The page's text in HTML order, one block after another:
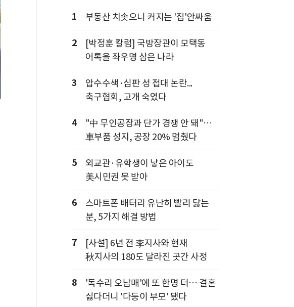
1
부동산 치솟으니 커지는 '집'안싸움
2
[박정훈 칼럼] 국방장관이 모택동
어록을 좌우명 삼은 나라
3
압수수색·심판 성 접대 논란...
축구협회, 고개 숙였다
4
"中 무인공장과 단가 경쟁 안 돼"…
車부품 성지, 공장 20% 멈췄다
5
외교관·유학생이 낳은 아이도
美시민권 못 받아
6
스마트폰 배터리 유난히 빨리 닳는
분, 5가지 해결 방법
7
[사설] 6년 전 李지사와 현재
秋지사의 180도 달라진 곳간 사정
8
'독수리 오남매'에 또 한명 더… 결혼
싫다더니 '다둥이 부모' 됐다